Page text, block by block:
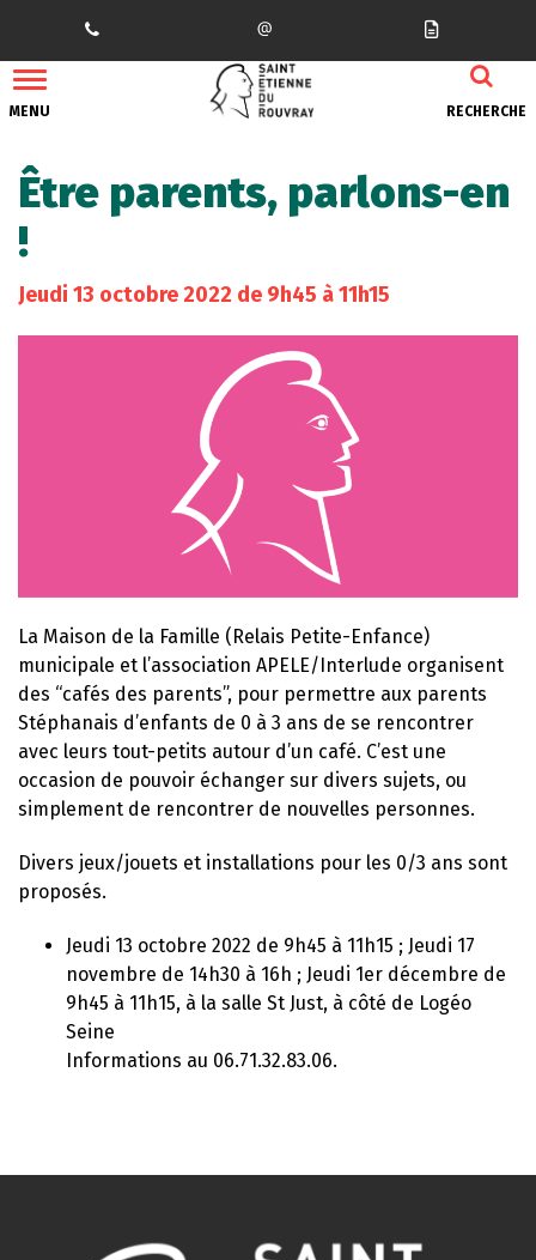
MENU RECHERCHE
Être parents, parlons-en
!
Jeudi 13 octobre 2022 de 9h45 à 11h15
La Maison de la Famille (Relais Petite-Enfance)
municipale et l’association APELE/Interlude organisent
des “cafés des parents”, pour permettre aux parents
Stéphanais d’enfants de 0 à 3 ans de se rencontrer
avec leurs tout-petits autour d’un café. C’est une
occasion de pouvoir échanger sur divers sujets, ou
simplement de rencontrer de nouvelles personnes.
Divers jeux/jouets et installations pour les 0/3 ans sont
proposés.
Jeudi 13 octobre 2022 de 9h45 à 11h15 ; Jeudi 17
novembre de 14h30 à 16h ; Jeudi 1er décembre de
9h45 à 11h15, à la salle St Just, à côté de Logéo
Seine
Informations au 06.71.32.83.06.